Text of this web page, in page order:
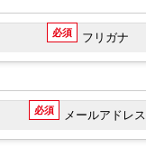
必須 フリガナ
必須 メールアドレス